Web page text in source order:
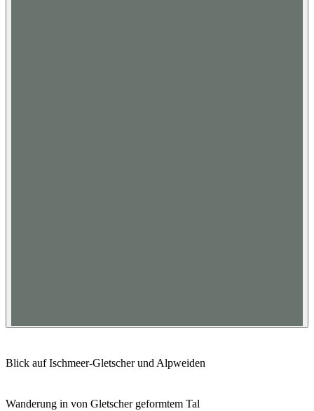
Blick auf Ischmeer-Gletscher und Alpweiden
Wanderung in von Gletscher geformtem Tal